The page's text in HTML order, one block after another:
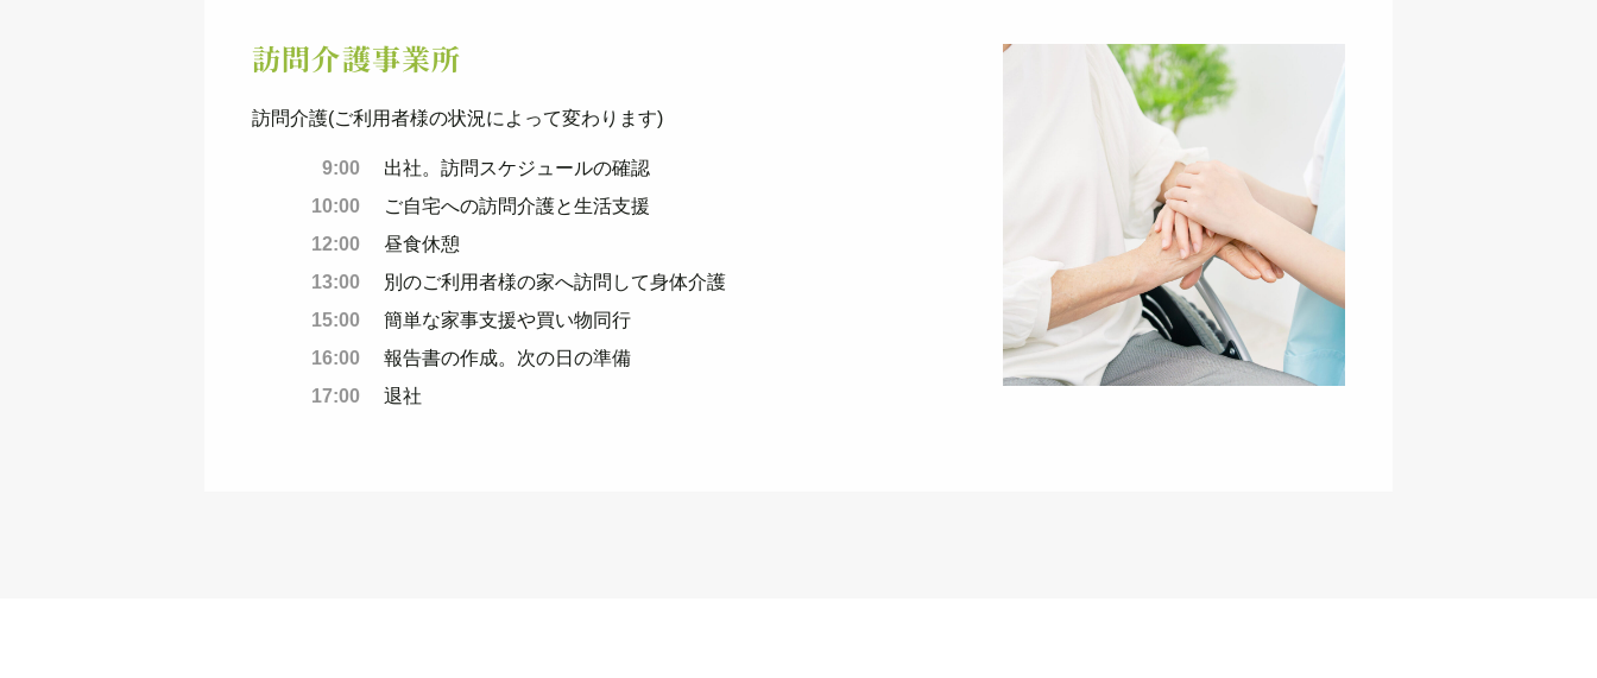
訪問介護事業所
訪問介護(ご利用者様の状況によって変わります)
9:00
出社。訪問スケジュールの確認
10:00
ご自宅への訪問介護と生活支援
12:00
昼食休憩
13:00
別のご利用者様の家へ訪問して身体介護
15:00
簡単な家事支援や買い物同行
16:00
報告書の作成。次の日の準備
17:00
退社